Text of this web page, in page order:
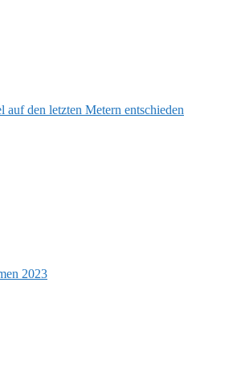
auf den letzten Metern entschieden
2023